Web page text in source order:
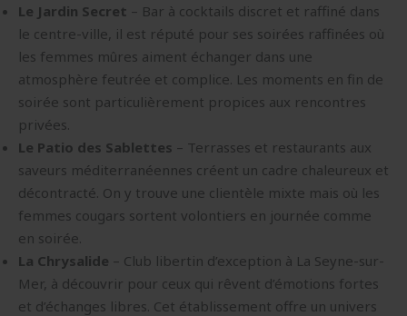
Le Jardin Secret – Bar à cocktails discret et raffiné dans
le centre-ville, il est réputé pour ses soirées raffinées où
les femmes mûres aiment échanger dans une
atmosphère feutrée et complice. Les moments en fin de
soirée sont particulièrement propices aux rencontres
privées.
Le Patio des Sablettes – Terrasses et restaurants aux
saveurs méditerranéennes créent un cadre chaleureux et
décontracté. On y trouve une clientèle mixte mais où les
femmes cougars sortent volontiers en journée comme
en soirée.
La Chrysalide – Club libertin d’exception à La Seyne-sur-
Mer, à découvrir pour ceux qui rêvent d’émotions fortes
et d’échanges libres. Cet établissement offre un univers